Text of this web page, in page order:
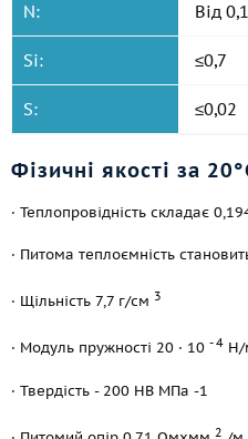
N: Від
Si: ≤0,7
S: ≤0,02
Фізичні якості за
· Теплопровідність складає
· Питома теплоємність
· Щільність 7,7 г/см 3
· Модуль пружності 20 · 10 - 4 Н/
· Твердість - 200 НВ МПа -1
2